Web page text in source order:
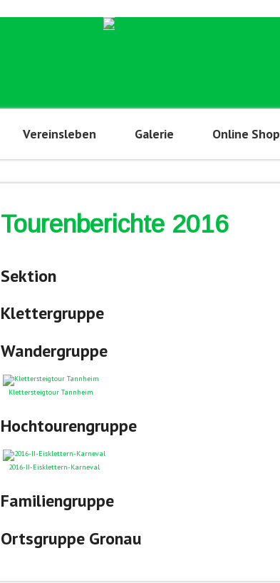
Vereinsleben Galerie Online Shop
Tourenberichte 2016
Sektion
Klettergruppe
Wandergruppe
Klettersteigtour Tannheim
Hochtourengruppe
2016-II-Eisklettern-Karneval
Familiengruppe
Ortsgruppe Gronau